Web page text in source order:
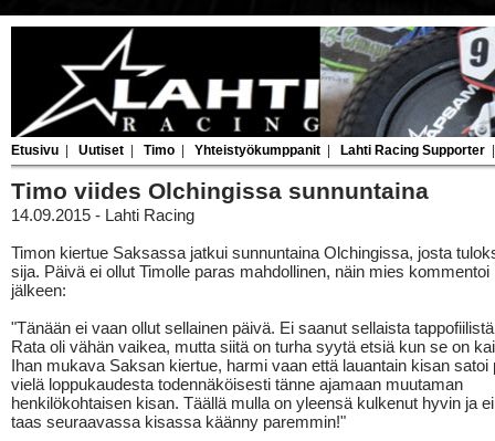
Etusivu Uutiset Timo Yhteistyökumppanit Lahti Racing Supporter
Timo viides Olchingissa sunnuntaina
14.09.2015 - Lahti Racing
Timon kiertue Saksassa jatkui sunnuntaina Olchingissa, josta
sija. Päivä ei ollut Timolle paras mahdollinen, näin mies kommentoi
jälkeen:
"Tänään ei vaan ollut sellainen päivä. Ei saanut sellaista
Rata oli vähän vaikea, mutta siitä on turha syytä etsiä kun se on
Ihan mukava Saksan kiertue, harmi vaan että lauantain kisan satoi
vielä loppukaudesta todennäköisesti tänne ajamaan muutaman
henkilökohtaisen kisan. Täällä mulla on yleensä kulkenut hyvin ja
taas seuraavassa kisassa käänny paremmin!"